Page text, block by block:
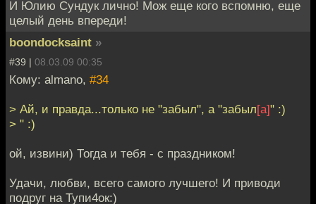
И Юлию Сундук лично! Мож еще кого вспомню, еще
целый день впереди!
boondocksaint »
#39 | 08.03.09 00:35
Кому: almano, #34
> Ай, и правда...только не "забыл", а "забыл[а]" :)
> " :)
ой, извини) Тогда и тебя - с праздником!
Удачи, любви, всего самого лучшего! И приводи
подруг на Тупи4ок:)